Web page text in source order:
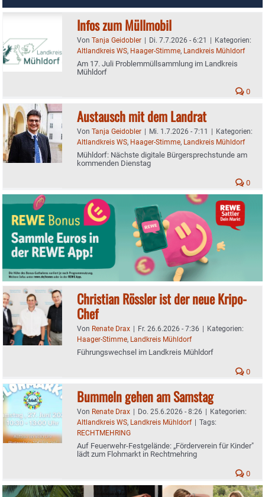
Infos zum Müllmobil
Von Tanja Geidobler Di. 7.7.2026 - 6:21
Kategorien:
Altlandkreis WS, Haager-Stimme, Landkreis Mühldorf
Am 17. Juli Problemmüllsammlung im Landkreis
Mühldorf
0
Austausch mit dem Landrat
Von Tanja Geidobler Mi. 1.7.2026 - 7:11
Kategorien:
Altlandkreis WS, Haager-Stimme, Landkreis Mühldorf
Mühldorf: Nächste digitale Bürgersprechstunde am
kommenden Dienstag
0
Christian Rössler ist der neue Kripo-
Chef
Von Renate Drax Fr. 26.6.2026 - 7:36
Kategorien:
Haager-Stimme, Landkreis Mühldorf
Führungswechsel im Landkreis Mühldorf
0
Bummeln gehen am Samstag
Von Renate Drax Do. 25.6.2026 - 8:26
Kategorien:
Altlandkreis WS, Landkreis Mühldorf
Tags:
RECHTMEHRING
Auf Feuerwehr-Festgelände: „Förderverein für Kinder"
lädt zum Flohmarkt in Rechtmehring
0